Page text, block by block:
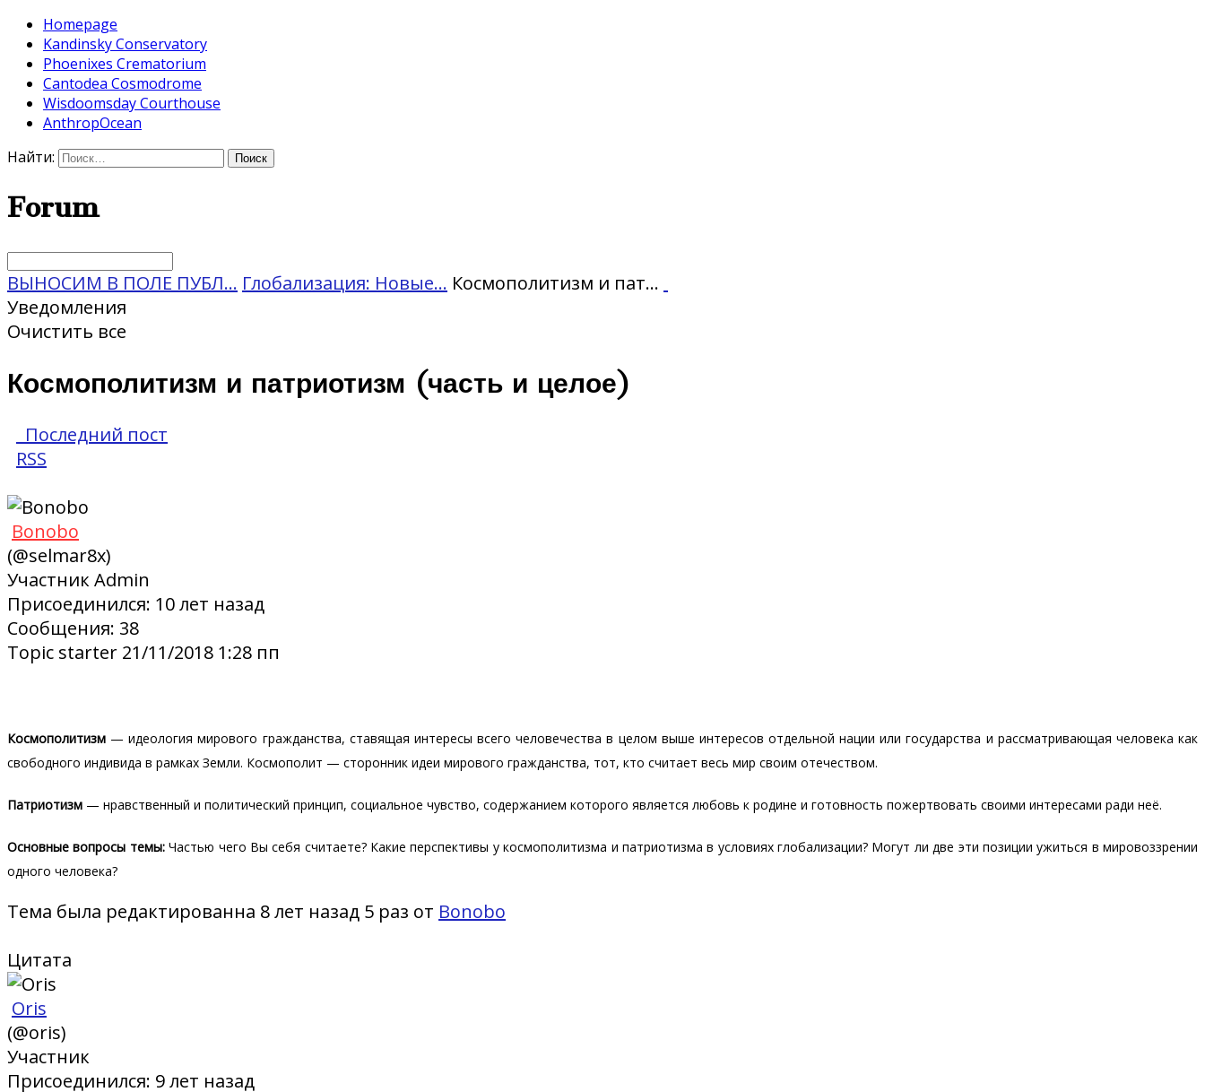
Homepage
Kandinsky Conservatory
Phoenixes Crematorium
Cantodea Cosmodrome
Wisdoomsday Courthouse
AnthropOcean
Найти:
Forum
ВЫНОСИМ В ПОЛЕ ПУБЛ... Глобализация: Новые... Космополитизм и пат...
Уведомления
Очистить все
Космополитизм и патриотизм (часть и целое)
Последний пост
RSS
Bonobo
(@selmar8x)
УчастникAdmin
Присоединился: 10 лет назад
Сообщения: 38
Topic starter 21/11/2018 1:28 пп
Космополитизм — идеология мирового гражданства, ставящая интересы всего человечества в целом выше интересов отдельной нации или государства и рассматривающая человека как
свободного индивида в рамках Земли. Космополит — сторонник идеи мирового гражданства, тот, кто считает весь мир своим отечеством.
Патриотизм — нравственный и политический принцип, социальное чувство, содержанием которого является любовь к родине и готовность пожертвовать своими интересами ради неё.
Основные вопросы темы:Частью чего Вы себя считаете? Какие перспективы у космополитизма и патриотизма в условиях глобализации? Могут ли две эти позиции ужиться в мировоззрении
одного человека?
Тема была редактированна 8 лет назад 5 раз от Bonobo
Цитата
Oris
(@oris)
Участник
Присоединился: 9 лет назад